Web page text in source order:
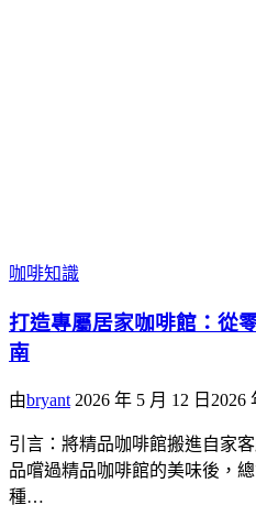
咖啡知識
打造專屬居家咖啡館：從
南
由bryant 2026 年 5 月 12 日 2026
引言：將精品咖啡館搬進自家
品嚐過精品咖啡館的美味後，
種…